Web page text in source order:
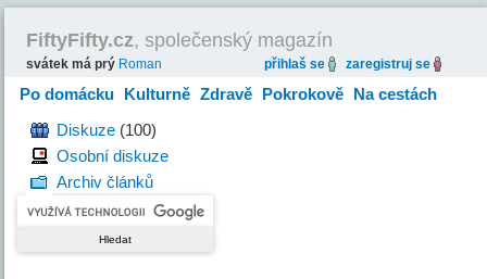
FiftyFifty.cz, společenský magazín
svátek má prý Roman přihlaš se zaregistruj se
Po domácku Kulturně Zdravě Pokrokově Na cestách
HravěDiskuze (100)
Osobní diskuze
Archiv článků